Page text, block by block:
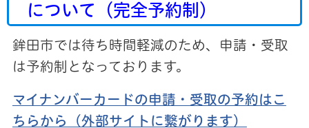
について（完全予約制）
鉾田市では待ち時間軽減のため、申請・受取
は予約制となっております。
マイナンバーカードの申請・受取の予約はこ
ちらから（外部サイトに繋がります）